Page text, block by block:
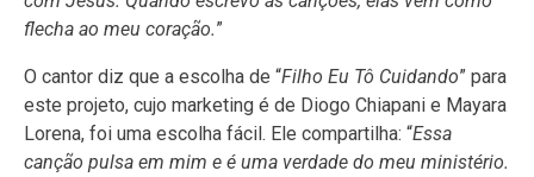
flecha ao meu coração.”
O cantor diz que a escolha de “Filho Eu Tô Cuidando” para
este projeto, cujo marketing é de Diogo Chiapani e Mayara
Lorena, foi uma escolha fácil. Ele compartilha: “Essa
canção pulsa em mim e é uma verdade do meu ministério.